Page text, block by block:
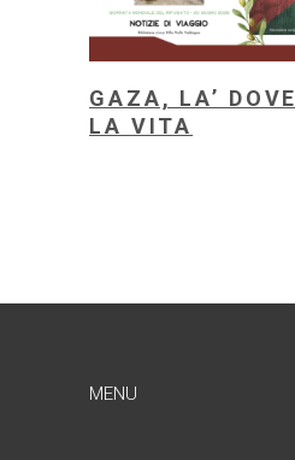
GAZA, LA’
LA VITA
MENU